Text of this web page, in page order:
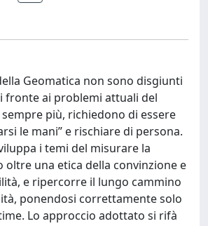
Geomatica non sono disgiunti
fronte ai problemi attuali del
più, richiedono di essere
le mani” e rischiare di persona.
i temi del misurare la
oltre una etica della convinzione e
e ripercorre il lungo cammino
ponendosi correttamente solo
Lo approccio adottato si rifà